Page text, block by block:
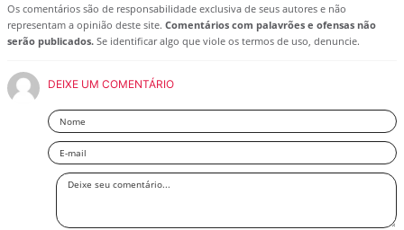
Os comentários são de responsabilidade exclusiva de seus autores e não
representam a opinião deste site. Comentários com palavrões e ofensas não
serão publicados. Se identificar algo que viole os termos de uso, denuncie.
DEIXE UM COMENTÁRIO
Nome
Email
Deixe